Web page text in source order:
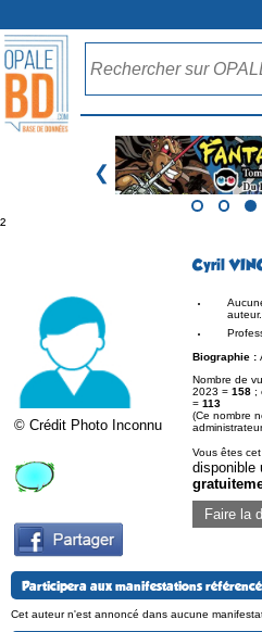
❮
²
Cyril
© Crédit Photo Inconnu
auteur.
Biographie :
Nombre de
2023 = 158 ;
= 113
(Ce nombre
Vous êtes
disponible
Faire la
Participera aux manifestations
Cet auteur n'est annoncé dans aucune